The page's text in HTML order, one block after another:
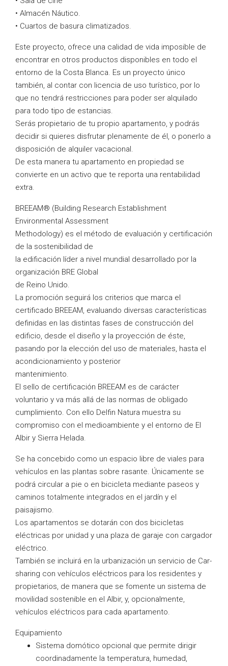
• Almacén Náutico.
• Cuartos de basura climatizados.
Este proyecto, ofrece una calidad de vida imposible de
encontrar en otros productos disponibles en todo el
entorno de la Costa Blanca. Es un proyecto único
también, al contar con licencia de uso turístico, por lo
que no tendrá restricciones para poder ser alquilado
para todo tipo de estancias.
Serás propietario de tu propio apartamento, y podrás
decidir si quieres disfrutar plenamente de él, o ponerlo a
disposición de alquiler vacacional.
De esta manera tu apartamento en propiedad se
convierte en un activo que te reporta una rentabilidad
extra.
BREEAM® (Building Research Establishment
Environmental Assessment
Methodology) es el método de evaluación y certificación
de la sostenibilidad de
la edificación líder a nivel mundial desarrollado por la
organización BRE Global
de Reino Unido.
La promoción seguirá los criterios que marca el
certificado BREEAM, evaluando diversas características
definidas en las distintas fases de construcción del
edificio, desde el diseño y la proyección de éste,
pasando por la elección del uso de materiales, hasta el
acondicionamiento y posterior
mantenimiento.
El sello de certificación BREEAM es de carácter
voluntario y va más allá de las normas de obligado
cumplimiento. Con ello Delfin Natura muestra su
compromiso con el medioambiente y el entorno de El
Albir y Sierra Helada.
Se ha concebido como un espacio libre de viales para
vehículos en las plantas sobre rasante. Únicamente se
podrá circular a pie o en bicicleta mediante paseos y
caminos totalmente integrados en el jardín y el
paisajismo.
Los apartamentos se dotarán con dos bicicletas
eléctricas por unidad y una plaza de garaje con cargador
eléctrico.
También se incluirá en la urbanización un servicio de Car-
sharing con vehículos eléctricos para los residentes y
propietarios, de manera que se fomente un sistema de
movilidad sostenible en el Albir, y, opcionalmente,
vehículos eléctricos para cada apartamento.
Equipamiento
Sistema domótico opcional que permite dirigir
coordinadamente la temperatura, humedad,